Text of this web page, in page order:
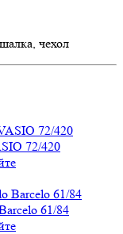
чехол
72/420
61/84